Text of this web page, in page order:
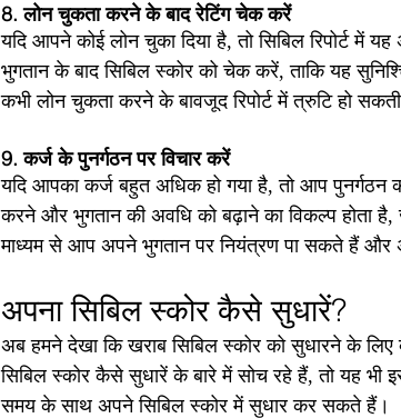
8. लोन चुकता करने के बाद रेटिंग चेक करें
यदि आपने कोई लोन चुका दिया है, तो सिबिल रिपोर्ट
भुगतान के बाद सिबिल स्कोर को चेक करें, ताकि यह
कभी लोन चुकता करने के बावजूद रिपोर्ट में त्रुटि हो
9. कर्ज के पुनर्गठन पर विचार करें
यदि आपका कर्ज बहुत अधिक हो गया है, तो आप
करने और भुगतान की अवधि को बढ़ाने का विकल्प होता
माध्यम से आप अपने भुगतान पर नियंत्रण पा सकते हैं और
अपना सिबिल स्कोर कैसे सुधारें?
अब हमने देखा कि खराब सिबिल स्कोर को सुधारने के
सिबिल स्कोर कैसे सुधारें के बारे में सोच रहे हैं, तो यह भी
समय के साथ अपने सिबिल स्कोर में सुधार कर सकते हैं।